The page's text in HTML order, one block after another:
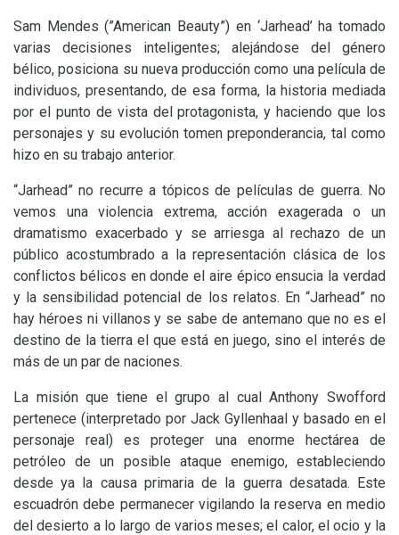
Sam Mendes (”American Beauty”) en ‘Jarhead’ ha tomado
varias decisiones inteligentes; alejándose del género
bélico, posiciona su nueva producción como una película de
individuos, presentando, de esa forma, la historia mediada
por el punto de vista del protagonista, y haciendo que los
personajes y su evolución tomen preponderancia, tal como
hizo en su trabajo anterior.
“Jarhead” no recurre a tópicos de películas de guerra. No
vemos una violencia extrema, acción exagerada o un
dramatismo exacerbado y se arriesga al rechazo de un
público acostumbrado a la representación clásica de los
conflictos bélicos en donde el aire épico ensucia la verdad
y la sensibilidad potencial de los relatos. En “Jarhead” no
hay héroes ni villanos y se sabe de antemano que no es el
destino de la tierra el que está en juego, sino el interés de
más de un par de naciones.
La misión que tiene el grupo al cual Anthony Swofford
pertenece (interpretado por Jack Gyllenhaal y basado en el
personaje real) es proteger una enorme hectárea de
petróleo de un posible ataque enemigo, estableciendo
desde ya la causa primaria de la guerra desatada. Este
escuadrón debe permanecer vigilando la reserva en medio
del desierto a lo largo de varios meses; el calor, el ocio y la